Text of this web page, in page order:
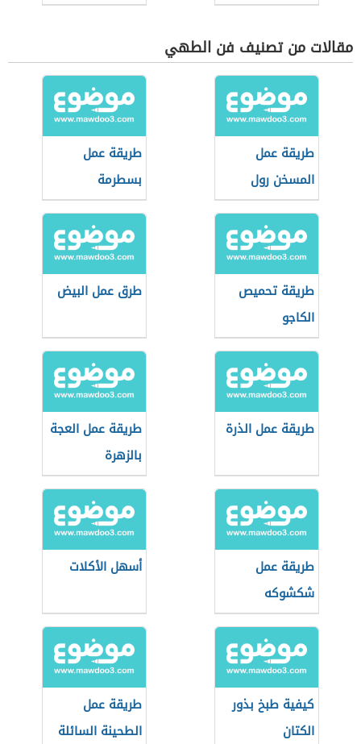
مقالات من تصنيف فن الطهي
طريقة عمل
المسخن رول
طريقة عمل
بسطرمة
طريقة تحميص
الكاجو
طرق عمل البيض
طريقة عمل الذرة
طريقة عمل العجة
بالزهرة
طريقة عمل
شكشوكه
أسهل الأكلات
كيفية طبخ بذور
الكتان
طريقة عمل
الطحينة السائلة